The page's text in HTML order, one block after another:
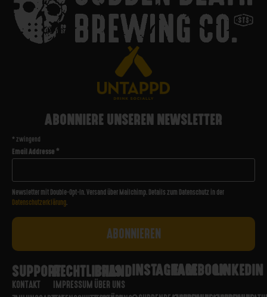
ABONNIERE UNSEREN NEWSLETTER
* zwingend
Email Addresse*
Newsletter mit Double-Opt-In. Versand über Mailchimp. Details zum Datenschutz in der
Datenschutzerklärung.
SUPPORT
KONTAKT
RECHTLICHES
IMPRESSUM
BRAND
ÜBER UNS
INSTAGRAMFACEBOOKLINKEDIN